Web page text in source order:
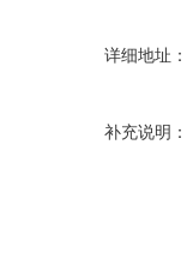
详细地址：
补充说明：